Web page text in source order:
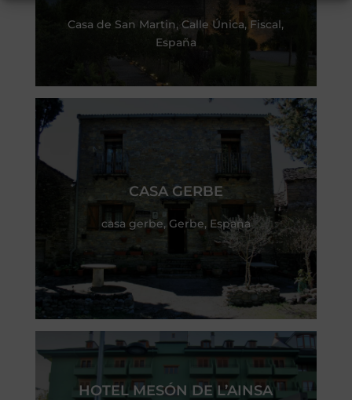
Casa de San Martin, Calle Única, Fiscal,
España
CASA GERBE
casa gerbe, Gerbe, España
HOTEL MESÓN DE L’AINSA